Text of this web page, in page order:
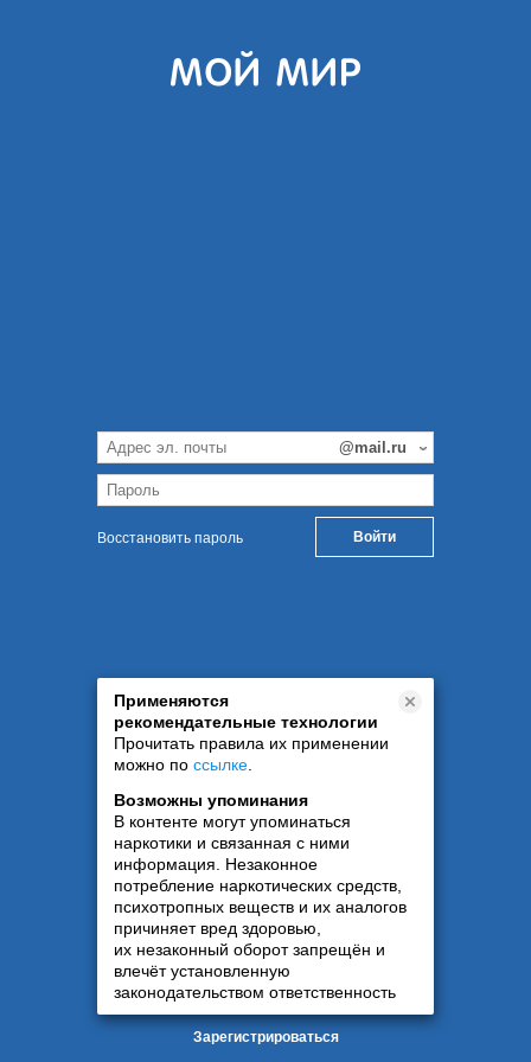
Восстановить пароль
Применяются
рекомендательные технологии
Прочитать правила их применении
можно по ссылке
Возможны упоминания
В контенте могут упоминаться
наркотики и связанная с ними
информация. Незаконное
потребление наркотических средств,
психотропных веществ и их аналогов
причиняет вред здоровью,
их незаконный оборот запрещён и
влечёт установленную
законодательством ответственность
Зарегистрироваться